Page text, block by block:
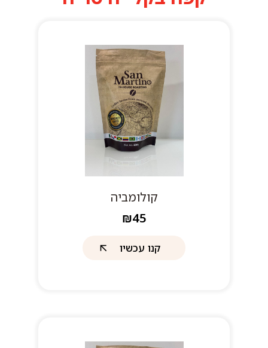
קולומביה
₪45
קנו עכשיו